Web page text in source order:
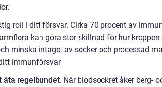
roll i ditt försvar. Cirka 70 procent av
kan göra stor skillnad för hur
minska intaget av socker och processad
immunförsvar.
äta regelbundet. När blodsockret åker berg-